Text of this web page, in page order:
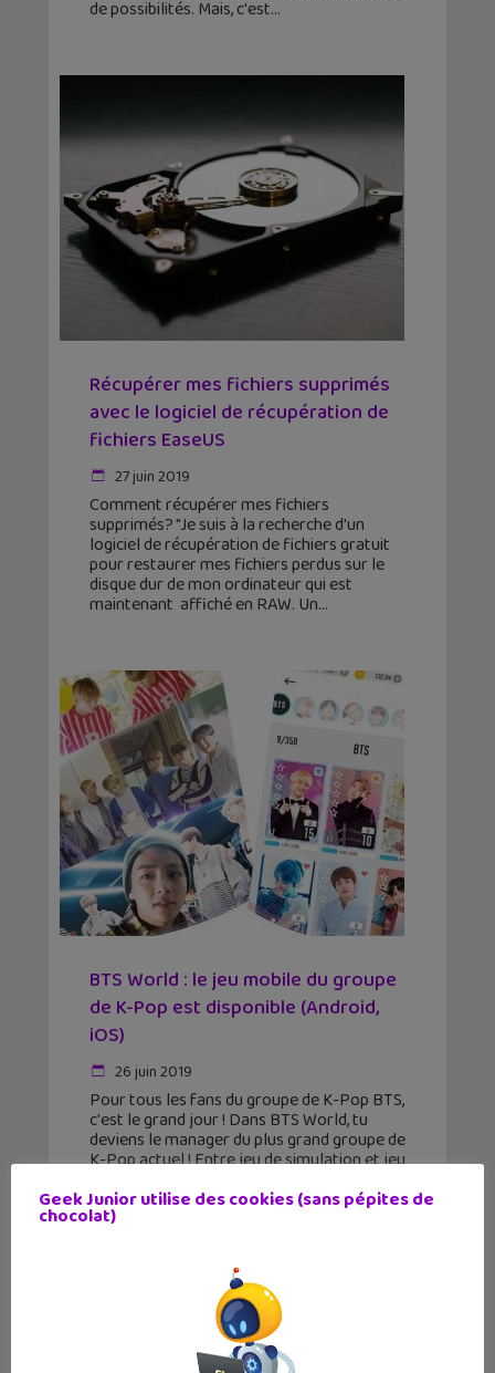
de possibilités. Mais, c'est
Récupérer mes fichiers supprimés
avec le logiciel de récupération de
fichiers EaseUS
27 juin 2019
Comment récupérer mes fichiers
supprimés? "Je suis à la recherche d'un
logiciel de récupération de fichiers gratuit
pour restaurer mes fichiers perdus sur le
disque dur de mon ordinateur qui est
maintenant affiché en RAW. Un
BTS World : le jeu mobile du groupe
de K-Pop est disponible (Android,
iOS)
26 juin 2019
Pour tous les fans du groupe de K-Pop BTS,
c'est le grand jour ! Dans BTS World, tu
deviens le manager du plus grand groupe de
K-Pop actuel ! Entre jeu de simulation et jeu
Geek Junior utilise des cookies (sans pépites de
chocolat)